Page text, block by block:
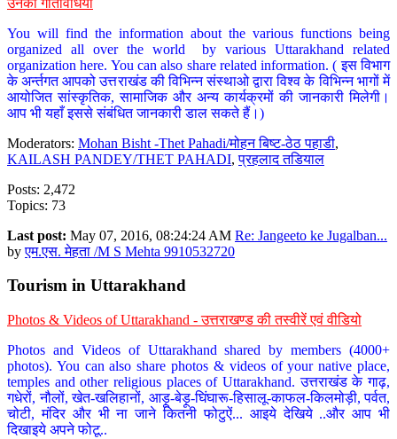
You will find the information about the various functions being
organized all over the world by various Uttarakhand related
organization here. You can also share related information. ( इस विभाग
के अर्न्तगत आपको उत्तराखंड की विभिन्न संस्थाओ द्वारा विश्व के विभिन्न भागों में
आयोजित सांस्कृतिक, सामाजिक और अन्य कार्यक्रमों की जानकारी मिलेगी।
आप भी यहाँ इससे संबंधित जानकारी डाल सकते हैं।)
Moderators: Mohan Bisht -Thet Pahadi/मोहन बिष्ट-ठेठ पहाडी,
KAILASH PANDEY/THET PAHADI,प्रहलाद तडियाल
Posts: 2,472
Topics: 73
Last post: May 07, 2016, 08:24:24 AM Re: Jangeeto ke Jugalban...
byएम.एस. मेहता /M S Mehta 9910532720
Tourism in Uttarakhand
Photos & Videos of Uttarakhand - उत्तराखण्ड की तस्वीरें एवं वीडियो
Photos and Videos of Uttarakhand shared by members (4000+
photos). You can also share photos & videos of your native place,
temples and other religious places of Uttarakhand. उत्तराखंड के गाढ़,
गधेरों, नौलों, खेत-खलिहानों, आड़ू-बेड़ू-घिंघारू-हिसालू-काफल-किलमोड़ी, पर्वत,
चोटी, मंदिर और भी ना जाने कितनी फोटुऐं... आइये देखिये ..और आप भी
दिखाइये अपने फोटू..